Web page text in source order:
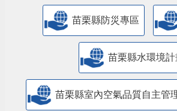
苗栗縣防災專區
苗栗縣水環境計
苗栗縣室內空氣品質自主管